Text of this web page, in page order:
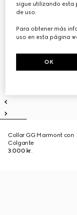
Collar GG Marmont con
Colgante
3.000 kr.
sigue utilizando esta
de uso.
Para obtener más
uso en esta página
OK